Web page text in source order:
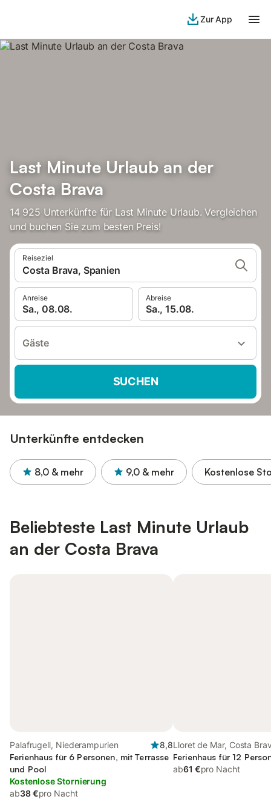
Zur App
Last Minute Urlaub an der
Costa Brava
14 925 Unterkünfte für Last Minute Urlaub. Vergleichen
und buchen Sie zum besten Preis!
Reiseziel
Costa Brava, Spanien
Anreise
Sa., 08.08.
Abreise
Sa., 15.08.
Gäste
SUCHEN
Unterkünfte entdecken
8,0 & mehr 9,0 & mehr Kostenlose
Beliebteste Last Minute Urlaub
an der Costa Brava
Palafrugell, Niederampurien
8,8
Ferienhaus für 6 Personen, mit Terrasse
und Pool
Kostenlose Stornierung
ab38 €pro Nacht
Lloret de Mar, Costa
Ferienhaus für 12
ab61 €pro Nacht